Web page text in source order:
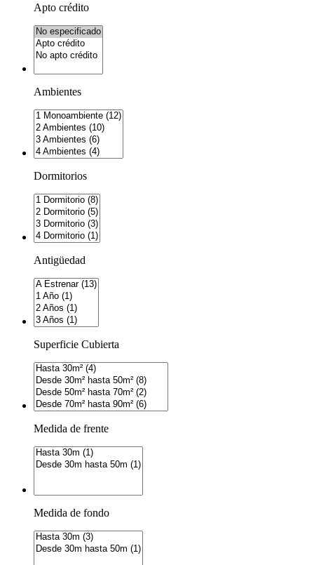
Apto crédito
Ambientes
Dormitorios
Antigüedad
Superficie Cubierta
Medida de frente
Medida de fondo